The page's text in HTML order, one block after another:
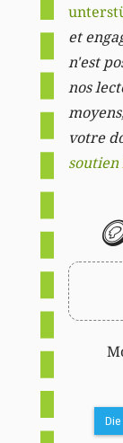
et
n'est
nos
votre
soutien